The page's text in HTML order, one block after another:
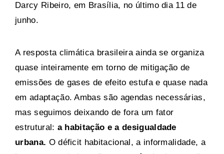
Darcy Ribeiro, em Brasília, no último dia 11 de
junho.
A resposta climática brasileira ainda se organiza
quase inteiramente em torno de mitigação de
emissões de gases de efeito estufa e quase nada
em adaptação. Ambas são agendas necessárias,
mas seguimos deixando de fora um fator
estrutural: a habitação e a desigualdade
urbana. O déficit habitacional, a informalidade, a